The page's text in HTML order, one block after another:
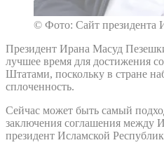
© Фото: Сайт президента
Президент Ирана Масуд
лучшее время для достижения
Штатами, поскольку в стране
сплоченность.
Сейчас может быть самый
заключения соглашения
президент Исламской